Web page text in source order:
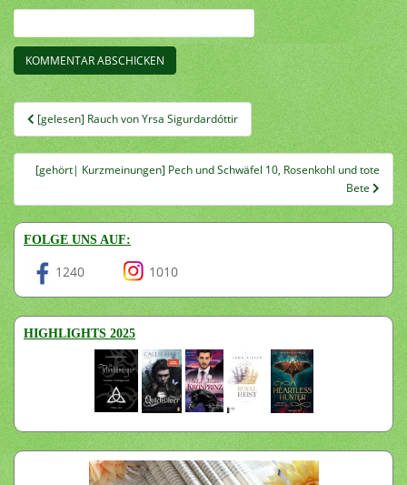
Beitragsnavigation
[gelesen] Rauch von Yrsa Sigurdardóttir
[gehört| Kurzmeinungen] Pech und Schwäfel 10, Rosenkohl und tote
Bete
FOLGE UNS AUF:
1240 1010
HIGHLIGHTS 2025